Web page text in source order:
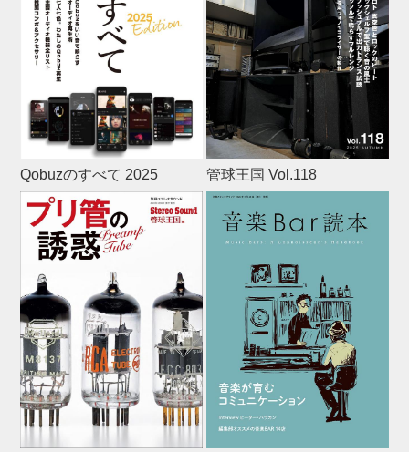
Qobuzのすべて 2025 管球王国 Vol.118